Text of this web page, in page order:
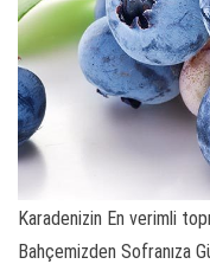
Karadenizin En verimli
Bahçemizden Sofranıza